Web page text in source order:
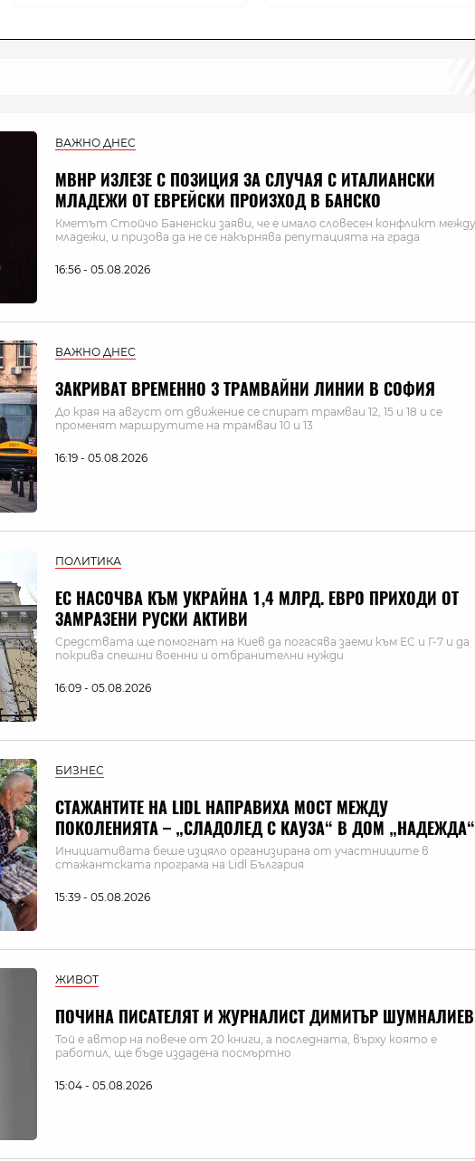
ВАЖНО ДНЕС
МВНР ИЗЛЕЗЕ С ПОЗИЦИЯ ЗА СЛУЧАЯ С ИТАЛИАНСКИ
МЛАДЕЖИ ОТ ЕВРЕЙСКИ ПРОИЗХОД В БАНСКО
Кметът Стойчо Баненски заяви, че е имало словесен конфликт между
младежи, и призова да не се накърнява репутацията на града
16:56 - 05.08.2026
ВАЖНО ДНЕС
ЗАКРИВАТ ВРЕМЕННО 3 ТРАМВАЙНИ ЛИНИИ В СОФИЯ
До края на август от движение се спират трамваи 12, 15 и 18 и се
променят маршрутите на трамваи 10 и 13
16:19 - 05.08.2026
ПОЛИТИКА
ЕС НАСОЧВА КЪМ УКРАЙНА 1,4 МЛРД. ЕВРО ПРИХОДИ ОТ
ЗАМРАЗЕНИ РУСКИ АКТИВИ
Средствата ще помогнат на Киев да погасява заеми към ЕС и Г-7 и да
покрива спешни военни и отбранителни нужди
16:09 - 05.08.2026
БИЗНЕС
СТАЖАНТИТЕ НА LIDL НАПРАВИХА МОСТ МЕЖДУ
ПОКОЛЕНИЯТА – „СЛАДОЛЕД С КАУЗА“ В ДОМ „НАДЕЖДА“
Инициативата беше изцяло организирана от участниците в
стажантската програма на Lidl България
15:39 - 05.08.2026
ЖИВОТ
ПОЧИНА ПИСАТЕЛЯТ И ЖУРНАЛИСТ ДИМИТЪР ШУМНАЛИЕВ
Той е автор на повече от 20 книги, а последната, върху която е
работил, ще бъде издадена посмъртно
15:04 - 05.08.2026